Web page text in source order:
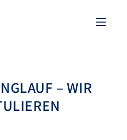
– WIR